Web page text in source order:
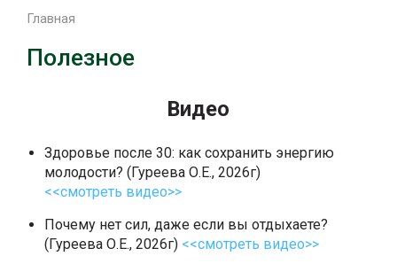
Главная
Полезное
Видео
Здоровье после 30: как сохранить энергию
молодости? (Гуреева О.Е., 2026г)
<<смотреть видео>>
Почему нет сил, даже если вы отдыхаете?
(Гуреева О.Е., 2026г) <<смотреть видео>>